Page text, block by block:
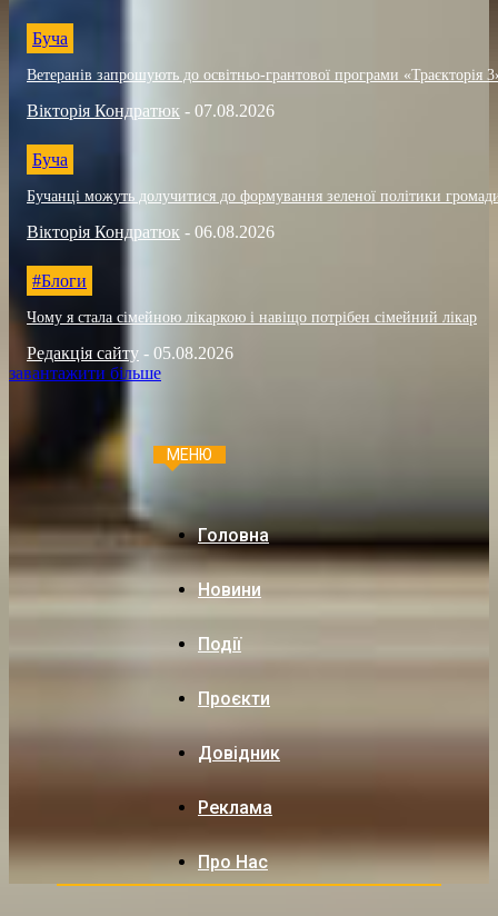
Буча
Ветеранів запрошують до освітньо-грантової програми «Траєкторія
Вікторія Кондратюк - 07.08.2026
Буча
Бучанці можуть долучитися до формування зеленої політики
Вікторія Кондратюк - 06.08.2026
#Блоги
Чому я стала сімейною лікаркою і навіщо потрібен сімейний лікар
Редакція сайту - 05.08.2026
завантажити більше
МЕНЮ
Головна
Новини
Події
Проєкти
Довідник
Реклама
Про Нас